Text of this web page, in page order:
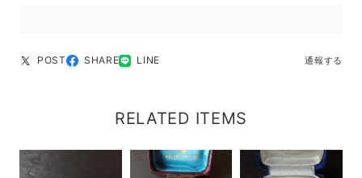
POST SHARE LINE 通報する
RELATED ITEMS